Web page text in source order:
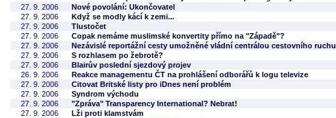
27. 9. 2006
Nové povolání: Ukončovatel
27. 9. 2006
Když se modly kácí k zemi...
27. 9. 2006
Tlustočet
27. 9. 2006
Copak nemáme muslimské konvertity přímo na "Západě"?
27. 9. 2006
Nezávislé reportážní cesty umožněné vládní centrálou cestovního ruchu
27. 9. 2006
S rozhlasem po žebrotě?
27. 9. 2006
Blairův poslední sjezdový projev
26. 9. 2006
Reakce managementu ČT na prohlášení odborářů k logu televize
27. 9. 2006
Citovat Britské listy pro iDnes není problém
27. 9. 2006
Syndrom východu
27. 9. 2006
"Zpráva" Transparency International? Nebrat!
27. 9. 2006
Lži proti klamstvám